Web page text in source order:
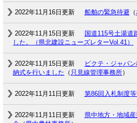
2022年11月16日更新 船舶の緊急待避 （
2022年11月15日更新
国道115号土湯道
した。（県北建設ニューズレターVol.41）
2022年11月15日更新
ピクテ・ジャパ
納式を行いました （ 只見線管理事務所）
2022年11月11日更新 第86回入札制度
2022年11月11日更新
県中地方・地域